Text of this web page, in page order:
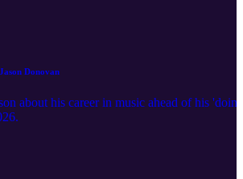
Donovan
about his career in music ahead of his 'doin